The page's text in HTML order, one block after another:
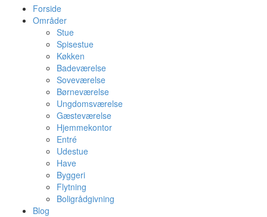
Forside
Områder
Stue
Spisestue
Køkken
Badeværelse
Soveværelse
Børneværelse
Ungdomsværelse
Gæsteværelse
Hjemmekontor
Entré
Udestue
Have
Byggeri
Flytning
Boligrådgivning
Blog